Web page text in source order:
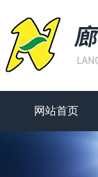
网站首页